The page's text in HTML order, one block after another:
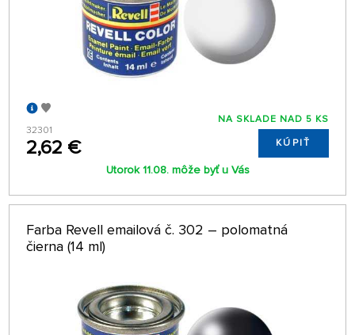
32301
2,62 €
NA SKLADE NAD 5 KS
KÚPIŤ
Utorok 11.08. môže byť u Vás
Farba Revell emailová č. 302 – polomatná
čierna (14 ml)